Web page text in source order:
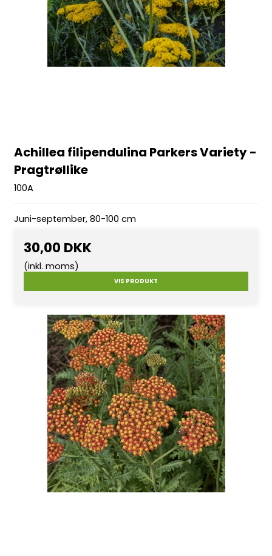
Achillea filipendulina Parkers Variety -
Pragtrøllike
100A
Juni-september, 80-100 cm
30,00 DKK
(inkl. moms)
VIS PRODUKT